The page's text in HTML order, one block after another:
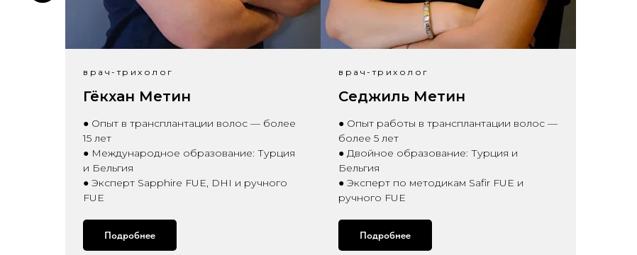
врач-трихолог
Гёкхан Метин
● Опыт в трансплантации волос — более
15 лет
● Международное образование: Турция
и Бельгия
● Эксперт Sapphire FUE, DHI и ручного
FUE
Подробнее
врач-трихолог
Седжиль Метин
● Опыт работы в трансплантации волос —
более 5 лет
● Двойное образование: Турция и
Бельгия
● Эксперт по методикам Safir FUE и
ручного FUE
Подробнее